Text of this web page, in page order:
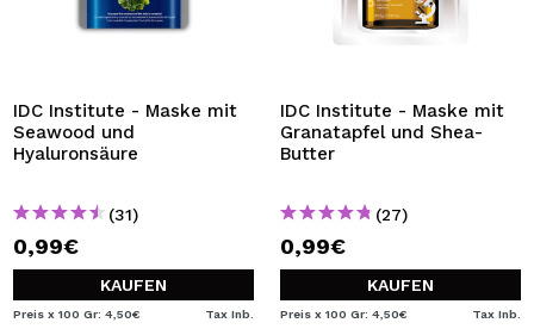
IDC Institute - Maske mit
Seawood und
Hyaluronsäure
(31)
0,99€
KAUFEN
Preis x 100 Gr: 4,50€ Tax Inb.
IDC Institute - Maske mit
Granatapfel und Shea-
Butter
(27)
0,99€
KAUFEN
Preis x 100 Gr: 4,50€ Tax Inb.